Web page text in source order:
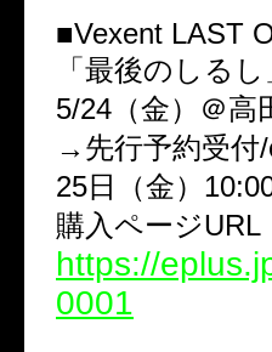
■Vexent LAST
「最後のしるし
5/24（金）＠高
→先行予約受付
25日（金）
購入ページURL
https://
0001